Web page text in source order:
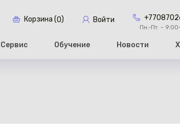
Корзина (0) Войти
Пн.-Пт. –
Сервис Обучение Новости